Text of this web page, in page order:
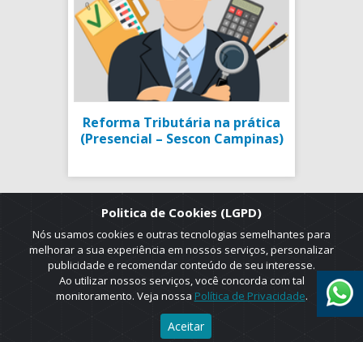
Reforma Tributária na prática
(Presencial – Sescon Campinas)
2025 © Copyright. ADRUS. Todos os direitos reservados. Designed by
AGT Online.
Politica de Cookies (LGPD)
Nós usamos cookies e outras tecnologias semelhantes para
melhorar a sua experiência em nossos serviços, personalizar
publicidade e recomendar conteúdo de seu interesse.
Ao utilizar nossos serviços, você concorda com tal
monitoramento. Veja nossa Política de Privacidade.
Aceitar